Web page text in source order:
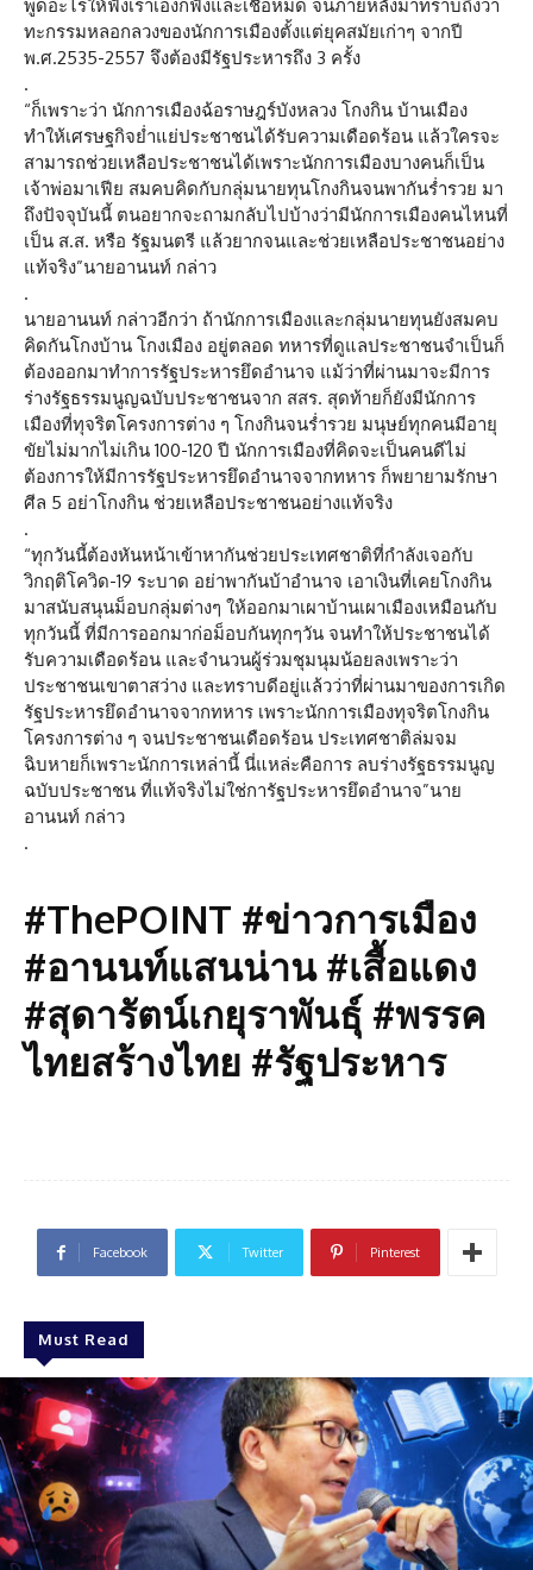
พูดอะไรให้ฟังเราเองก็ฟังและเชื่อหมด จนภายหลังมาทราบถึงวา
ทะกรรมหลอกลวงของนักการเมืองตั้งแต่ยุคสมัยเก่าๆ จากปี
พ.ศ.2535-2557 จึงต้องมีรัฐประหารถึง 3 ครั้ง
.
“ก็เพราะว่า นักการเมืองฉ้อราษฎร์บังหลวง โกงกิน บ้านเมือง
ทำให้เศรษฐกิจย่ำแย่ประชาชนได้รับความเดือดร้อน แล้วใครจะ
สามารถช่วยเหลือประชาชนได้เพราะนักการเมืองบางคนก็เป็น
เจ้าพ่อมาเฟีย สมคบคิดกับกลุ่มนายทุนโกงกินจนพากันร่ำรวย มา
ถึงปัจจุบันนี้ ตนอยากจะถามกลับไปบ้างว่ามีนักการเมืองคนไหนที่
เป็น ส.ส. หรือ รัฐมนตรี แล้วยากจนและช่วยเหลือประชาชนอย่าง
แท้จริง”นายอานนท์ กล่าว
.
นายอานนท์ กล่าวอีกว่า ถ้านักการเมืองและกลุ่มนายทุนยังสมคบ
คิดกันโกงบ้าน โกงเมือง อยู่ตลอด ทหารที่ดูแลประชาชนจำเป็นก็
ต้องออกมาทำการรัฐประหารยึดอำนาจ แม้ว่าที่ผ่านมาจะมีการ
ร่างรัฐธรรมนูญฉบับประชาชนจาก สสร. สุดท้ายก็ยังมีนักการ
เมืองที่ทุจริตโครงการต่าง ๆ โกงกินจนร่ำรวย มนุษย์ทุกคนมีอายุ
ขัยไม่มากไม่เกิน 100-120 ปี นักการเมืองที่คิดจะเป็นคนดีไม่
ต้องการให้มีการรัฐประหารยึดอำนาจจากทหาร ก็พยายามรักษา
ศีล 5 อย่าโกงกิน ช่วยเหลือประชาชนอย่างแท้จริง
.
“ทุกวันนี้ต้องหันหน้าเข้าหากันช่วยประเทศชาติที่กำลังเจอกับ
วิกฤติโควิด-19 ระบาด อย่าพากันบ้าอำนาจ เอาเงินที่เคยโกงกิน
มาสนับสนุนม็อบกลุ่มต่างๆ ให้ออกมาเผาบ้านเผาเมืองเหมือนกับ
ทุกวันนี้ ที่มีการออกมาก่อม็อบกันทุกๆวัน จนทำให้ประชาชนได้
รับความเดือดร้อน และจำนวนผู้ร่วมชุมนุมน้อยลงเพราะว่า
ประชาชนเขาตาสว่าง และทราบดีอยู่แล้วว่าที่ผ่านมาของการเกิด
รัฐประหารยึดอำนาจจากทหาร เพราะนักการเมืองทุจริตโกงกิน
โครงการต่าง ๆ จนประชาชนเดือดร้อน ประเทศชาติล่มจม
ฉิบหายก็เพราะนักการเหล่านี้ นี่แหล่ะคือการ ลบร่างรัฐธรรมนูญ
ฉบับประชาชน ที่แท้จริงไม่ใช่การัฐประหารยึดอำนาจ”นาย
อานนท์ กล่าว
.
#ThePOINT #ข่าวการเมือง
#อานนท์แสนน่าน #เสื้อแดง
#สุดารัตน์เกยุราพันธุ์ #พรรค
ไทยสร้างไทย #รัฐประหาร
Facebook Twitter Pinterest
Must Read